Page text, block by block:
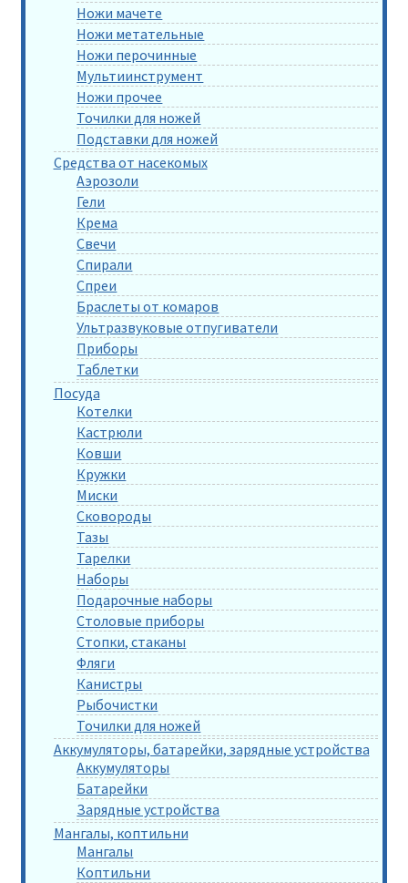
Ножи мачете
Ножи метательные
Ножи перочинные
Мультиинструмент
Ножи прочее
Точилки для ножей
Подставки для ножей
Средства от насекомых
Аэрозоли
Гели
Крема
Свечи
Спирали
Спреи
Браслеты от комаров
Ультразвуковые отпугиватели
Приборы
Таблетки
Посуда
Котелки
Кастрюли
Ковши
Кружки
Миски
Сковороды
Тазы
Тарелки
Наборы
Подарочные наборы
Столовые приборы
Стопки, стаканы
Фляги
Канистры
Рыбочистки
Точилки для ножей
Аккумуляторы, батарейки, зарядные устройства
Аккумуляторы
Батарейки
Зарядные устройства
Мангалы, коптильни
Мангалы
Коптильни